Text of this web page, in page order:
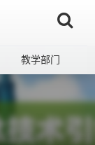
教学部门